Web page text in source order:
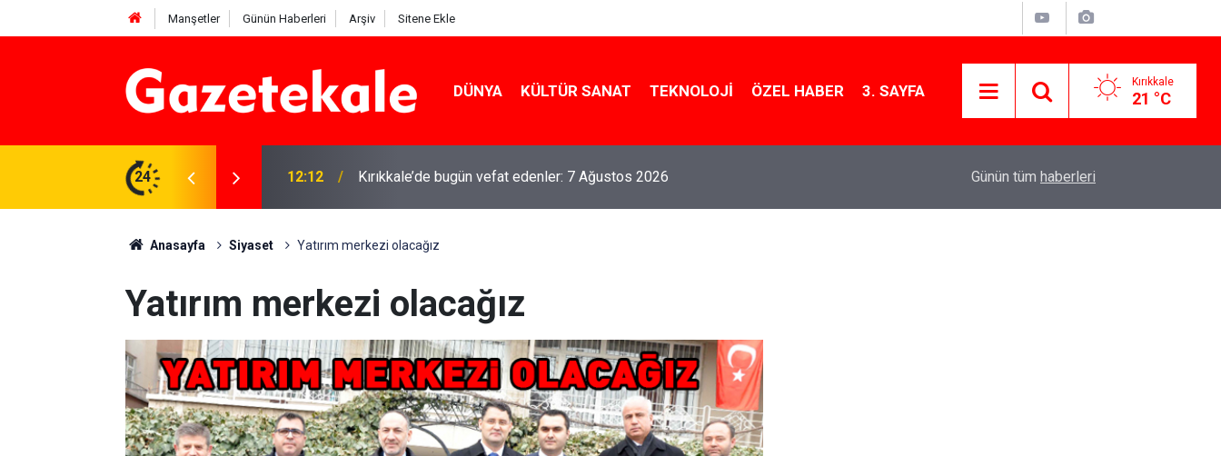
Manşetler Günün Haberleri Arşiv Sitene Ekle
DÜNYA KÜLTÜR SANAT TEKNOLOJI ÖZEL HABER 3. SAYFA Kırıkkale
21 °C
24
karşı denetimler artırıldı 12:12 Kırıkkale’de bugün vefat edenler: 7 Ağustos 2026 MKE’nin Yerli Savunma Teknolojileri Dünya
Günün tüm haberleri
Anasayfa Siyaset Yatırım merkezi olacağız
Yatırım merkezi olacağız